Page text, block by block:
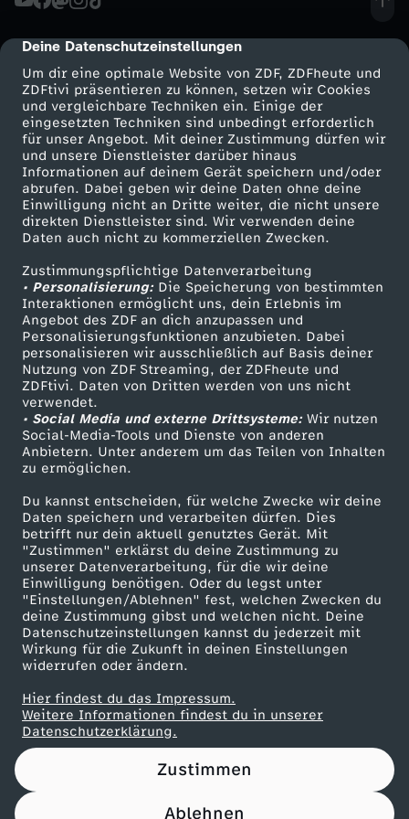
cmp-dialog-description
Deine Datenschutzeinstellungen
Um dir eine optimale Website von ZDF, ZDFheute und
ZDFtivi präsentieren zu können, setzen wir Cookies
und vergleichbare Techniken ein. Einige der
eingesetzten Techniken sind unbedingt erforderlich
für unser Angebot. Mit deiner Zustimmung dürfen wir
und unsere Dienstleister darüber hinaus
Informationen auf deinem Gerät speichern und/oder
abrufen. Dabei geben wir deine Daten ohne deine
Einwilligung nicht an Dritte weiter, die nicht unsere
direkten Dienstleister sind. Wir verwenden deine
Daten auch nicht zu kommerziellen Zwecken.
Zustimmungspflichtige Datenverarbeitung
• Personalisierung:Die Speicherung von bestimmten
Interaktionen ermöglicht uns, dein Erlebnis im
Angebot des ZDF an dich anzupassen und
Personalisierungsfunktionen anzubieten. Dabei
personalisieren wir ausschließlich auf Basis deiner
Nutzung von ZDF Streaming, der ZDFheute und
ZDFtivi. Daten von Dritten werden von uns nicht
verwendet.
• Social Media und externe Drittsysteme:Wir nutzen
Social-Media-Tools und Dienste von anderen
Anbietern. Unter anderem um das Teilen von Inhalten
zu ermöglichen.
Du kannst entscheiden, für welche Zwecke wir deine
Daten speichern und verarbeiten dürfen. Dies
betrifft nur dein aktuell genutztes Gerät. Mit
"Zustimmen" erklärst du deine Zustimmung zu
unserer Datenverarbeitung, für die wir deine
Einwilligung benötigen. Oder du legst unter
"Einstellungen/Ablehnen" fest, welchen Zwecken du
deine Zustimmung gibst und welchen nicht. Deine
Datenschutzeinstellungen kannst du jederzeit mit
Wirkung für die Zukunft in deinen Einstellungen
widerrufen oder ändern.
Hier findest du das Impressum.
Weitere Informationen findest du in unserer
Datenschutzerklärung.
Zustimmen
Ablehnen
ea
f
e
l
r
u
n
d
e
h
-
H
i
s
t
o
r
y
C
o
m
e
d
y
C
l
u
b
e
d
y
f
o
r
E
u
r
o
p
e
n
s
t
a
l
t
D
F
C
o
m
e
d
y
S
o
m
m
e
r
k
e
&
P
a
s
t
e
w
k
a
B
ö
h
m
e
r
m
a
n
n
s
S
t
r
u
w
w
e
t
e
-
s
h
o
w
g
e
n
i
a
l
e
t
t
i
L
a
t
e
N
i
g
h
t
Mehr ZDF
ZDF-Apps
Smart TV
ZDFtext
Livestreams
Sendungen A-Z
TV-Programm
Service
ZDFmitreden
Kontakt zum ZDF
Tickets
Zuschauerservice
Hilfe
ZDF Unternehmen
Karriere
ZDF goes Schule
Werbefernsehen
Mainzelmännchen
Partner